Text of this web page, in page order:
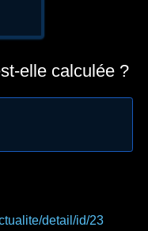
elle calculée ?
detail/id/23